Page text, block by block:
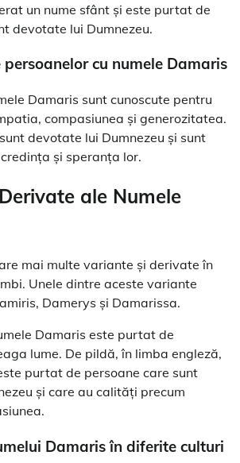
un nume sfânt și este purtat de
devotate lui Dumnezeu.
cu numele Damaris
Damaris sunt cunoscute pentru
compasiunea și generozitatea.
devotate lui Dumnezeu și sunt
și speranța lor.
ale Numele
mai multe variante și derivate în
Unele dintre aceste variante
Damerys și Damarissa.
Damaris este purtat de
lume. De pildă, în limba engleză,
purtat de persoane care sunt
și care au calități precum
Damaris în diferite culturi